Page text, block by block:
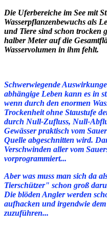
Die Uferbereiche im See mit
Wasserpflanzenbewuchs als
und Tiere sind schon trocken
halber Meter auf die
Wasservolumen in ihm fehlt.
Schwerwiegende
abhängige Leben kann es in
wenn durch den enormen
Trockenheit ohne Staustufe
durch Null-Zufluss, Null-
Gewässer praktisch vom
Quelle abgeschnitten wird.
Verschwinden aller vom
vorprogrammiert...
Aber was muss man sich da
Tierschützer" schon groß
Die blöden Angler werden
aufhacken und irgendwie
zuzuführen...